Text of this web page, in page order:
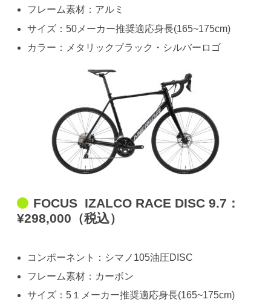
フレーム素材：アルミ
サイズ：50メーカー推奨適応身長(165~175cm)
カラー：メタリックブラック・シルバーロゴ
FOCUS IZALCO RACE DISC 9.7：
¥298,000（税込）
コンポーネント：シマノ105油圧DISC
フレーム素材：カーボン
サイズ：5１メーカー推奨適応身長(165~175cm)